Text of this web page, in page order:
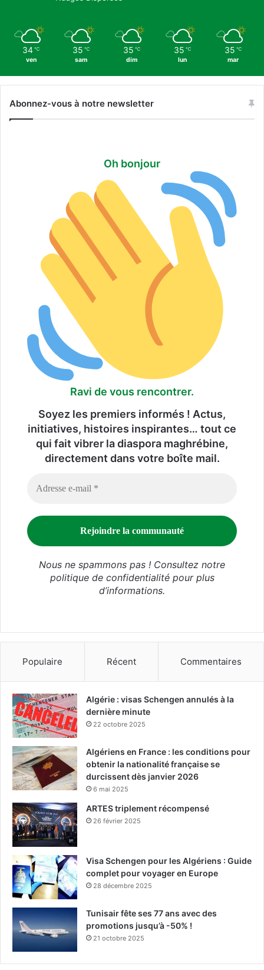
34 ℃
ven
35 ℃
sam
35 ℃
dim
35 ℃
lun
35 ℃
mar
Abonnez-vous à notre newsletter
Oh bonjour
Ravi de vous rencontrer.
Soyez les premiers informés ! Actus,
initiatives, histoires inspirantes… tout ce
qui fait vibrer la diaspora maghrébine,
directement dans votre boîte mail.
Nous ne spammons pas ! Consultez notre
politique de confidentialitépour plus
d’informations.
Populaire Récent Commentaires
Algérie : visas Schengen annulés à la
dernière minute
22 octobre 2025
Algériens en France : les conditions pour
obtenir la nationalité française se
durcissent dès janvier 2026
6 mai 2025
ARTES triplement récompensé
26 février 2025
Visa Schengen pour les Algériens : Guide
complet pour voyager en Europe
28 décembre 2025
Tunisair fête ses 77 ans avec des
promotions jusqu’à -50% !
21 octobre 2025